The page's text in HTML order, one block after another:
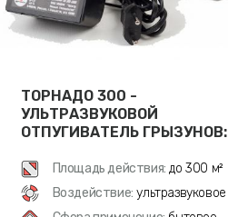
ТОРНАДО 300 -
УЛЬТРАЗВУКОВОЙ
ОТПУГИВАТЕЛЬ ГРЫЗУНОВ:
Площадь действия: до 300 м²
Воздействие: ультразвуковое